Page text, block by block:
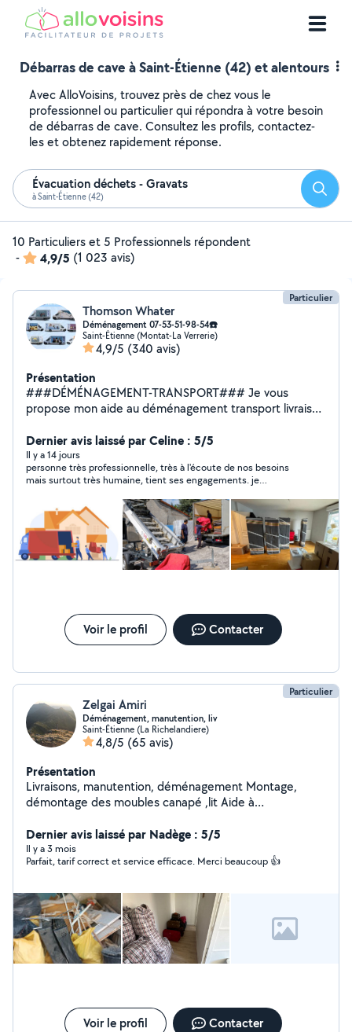
Débarras de cave à Saint-Étienne (42) et alentours
Avec AlloVoisins, trouvez près de chez vous le
professionnel ou particulier qui répondra à votre besoin
de débarras de cave. Consultez les profils, contactez-
les et obtenez rapidement réponse.
Évacuation déchets - Gravats
à Saint-Étienne (42)
10 Particuliers et 5 Professionnels répondent
-
4,9/5 (1 023 avis)
Particulier
Thomson Whater
Déménagement 07-53-51-98-54☎️
Saint-Étienne (Montat-La Verrerie)
4,9/5 (340 avis)
Présentation
###DÉMÉNAGEMENT-TRANSPORT### Je vous
propose mon aide au déménagement transport livraison
les magasins Conforama but électro dépôt Ikea ou chez
des particuliers Équiper par diable chariot sangle
couverture de protection je propose un travail propre
efficace et soigneux n'hésitez à contacter
Dernier avis laissé par Celine : 5/5
Il y a 14 jours
personne très professionnelle, très à l'écoute de nos besoins
mais surtout très humaine, tient ses engagements. je
Voir le profil Contacter
Particulier
Zelgai Amiri
Déménagement, manutention, liv
Saint-Étienne (La Richelandiere)
4,8/5 (65 avis)
Présentation
Livraisons, manutention, déménagement Montage,
démontage des moubles canapé ,lit Aide à
Dernier avis laissé par Nadège : 5/5
Il y a 3 mois
Parfait, tarif correct et service efficace. Merci beaucoup 👍
Voir le profil Contacter